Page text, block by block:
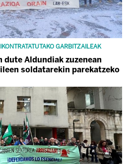
GARBITZAILEAK
dute Aldundiak zuzenean
soldatarekin parekatzeko